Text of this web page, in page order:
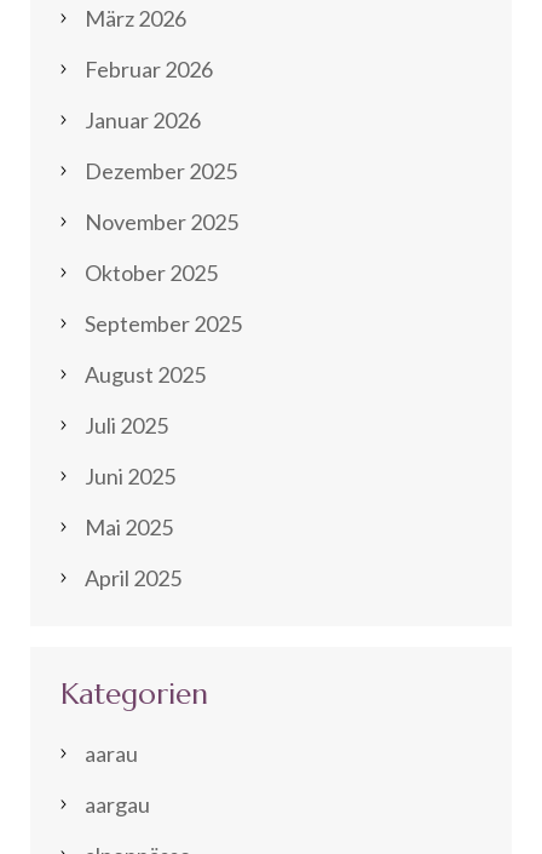
März 2026
Februar 2026
Januar 2026
Dezember 2025
November 2025
Oktober 2025
September 2025
August 2025
Juli 2025
Juni 2025
Mai 2025
April 2025
Kategorien
aarau
aargau